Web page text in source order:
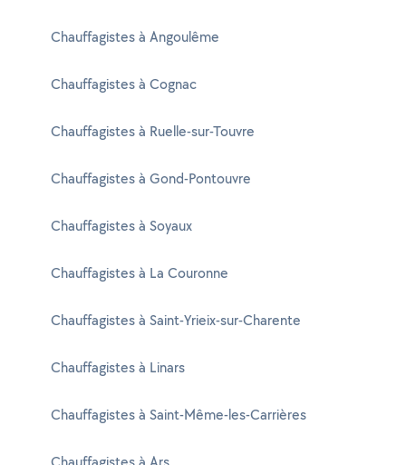
Chauffagistes à Angoulême
Chauffagistes à Cognac
Chauffagistes à Ruelle-sur-Touvre
Chauffagistes à Gond-Pontouvre
Chauffagistes à Soyaux
Chauffagistes à La Couronne
Chauffagistes à Saint-Yrieix-sur-Charente
Chauffagistes à Linars
Chauffagistes à Saint-Même-les-Carrières